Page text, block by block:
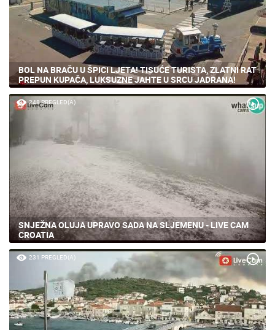
BOL NA BRAČU U ŠPICI LJETA! TISUĆE TURISTA, ZLATNI RAT
PREPUN KUPAČA, LUKSUZNE JAHTE U SRCU JADRANA!
248 PREGLED(A)
SNJEŽNA OLUJA UPRAVO SADA NA SLJEMENU - LIVE CAM
CROATIA
231 PREGLED(A)